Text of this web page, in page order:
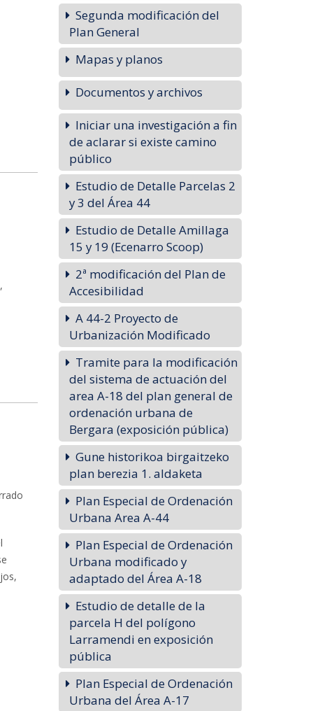
Segunda modificación del
Plan General
Mapas y planos
Documentos y archivos
Iniciar una investigación a fin
de aclarar si existe camino
público
Estudio de Detalle Parcelas 2
y 3 del Área 44
Estudio de Detalle Amillaga
15 y 19 (Ecenarro Scoop)
2ª modificación del Plan de
Accesibilidad
A 44-2 Proyecto de
Urbanización Modificado
Tramite para la modificación
del sistema de actuación del
area A-18 del plan general de
ordenación urbana de
Bergara (exposición pública)
Gune historikoa birgaitzeko
plan berezia 1. aldaketa
Plan Especial de Ordenación
Urbana Area A-44
Plan Especial de Ordenación
Urbana modificado y
adaptado del Área A-18
Estudio de detalle de la
parcela H del polígono
Larramendi en exposición
pública
Plan Especial de Ordenación
Urbana del Área A-17